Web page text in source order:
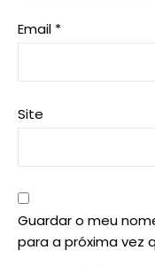
Email *
Site
Guardar o meu
para a próxima vez